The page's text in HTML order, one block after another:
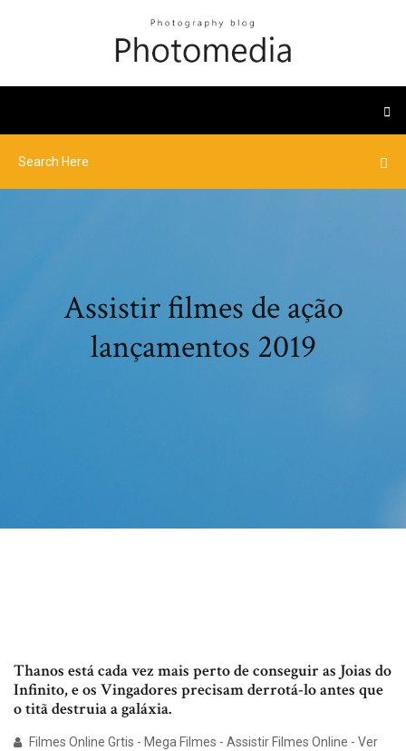
Assistir filmes de ação
lançamentos 2019
Thanos está cada vez mais perto de conseguir as Joias do
Infinito, e os Vingadores precisam derrotá-lo antes que
o titã destruia a galáxia.
Filmes Online Grtis - Mega Filmes - Assistir Filmes Online - Ver